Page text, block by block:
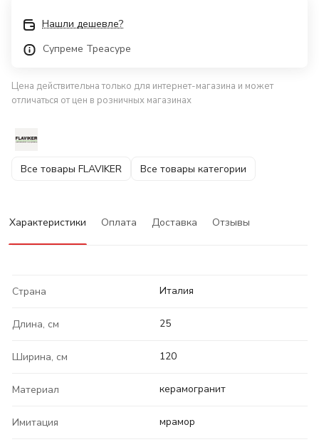
Нашли дешевле?
Супреме Треасуре
Цена действительна только для интернет-магазина и может
отличаться от цен в розничных магазинах
Все товары FLAVIKER Все товары категории
Характеристики Оплата Доставка Отзывы
Страна Италия
Длина, см 25
Ширина, см 120
Материал керамогранит
Имитация мрамор